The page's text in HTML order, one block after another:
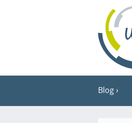
Blog